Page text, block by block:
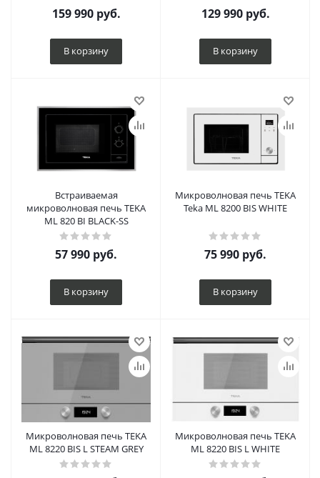
159 990руб.
В корзину
129 990руб.
В корзину
Встраиваемая
микроволновая печь TEKA
ML 820 BI BLACK-SS
57 990 руб.
В корзину
Микроволновая печь TEKA
Teka ML 8200 BIS WHITE
75 990 руб.
В корзину
Микроволновая печь TEKA
ML 8220 BIS L STEAM GREY
Микроволновая печь TEKA
ML 8220 BIS L WHITE